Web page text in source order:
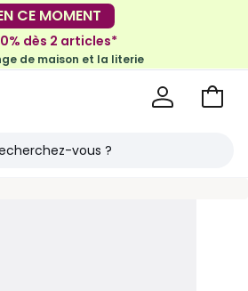
tous les 100€*
le meuble & la déco
CE MOMENT
dès 2 articles*
de maison et la literie
Voir